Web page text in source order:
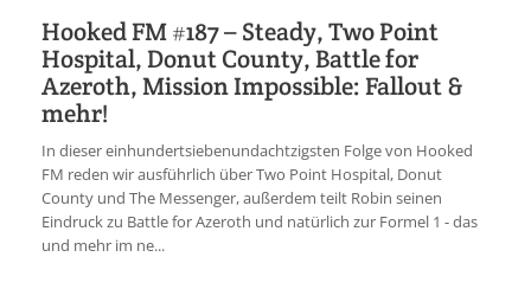
Hooked FM #187 – Steady, Two Point
Hospital, Donut County, Battle for
Azeroth, Mission Impossible: Fallout &
mehr!
In dieser einhundertsiebenundachtzigsten Folge von Hooked
FM reden wir ausführlich über Two Point Hospital, Donut
County und The Messenger, außerdem teilt Robin seinen
Eindruck zu Battle for Azeroth und natürlich zur Formel 1 - das
und mehr im ne...